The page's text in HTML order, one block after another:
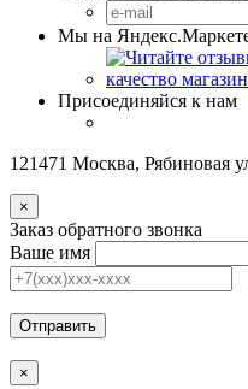
Мы на
Присоединяйся к нам
121471 Москва, Рябиновая
×
Заказ обратного звонка
Ваше имя
Отправить
×